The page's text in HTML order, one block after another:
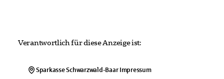
Verantwortlich für diese Anzeige ist:
Sparkasse Schwarzwald-BaarImpressum